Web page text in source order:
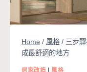
Home / 風格 / 三步
成最舒適的地方
居家改造 |風格